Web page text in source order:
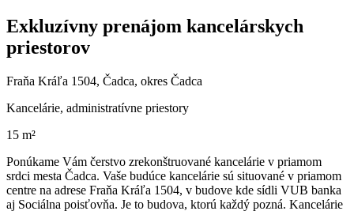
Exkluzívny prenájom kancelárskych
priestorov
Fraňa Kráľa 1504, Čadca, okres Čadca
Kancelárie, administratívne priestory
15 m²
Ponúkame Vám čerstvo zrekonštruované kancelárie v priamom
srdci mesta Čadca. Vaše budúce kancelárie sú situované v priamom
centre na adrese Fraňa Kráľa 1504, v budove kde sídli VUB banka
aj Sociálna poisťovňa. Je to budova, ktorú každý pozná. Kancelárie